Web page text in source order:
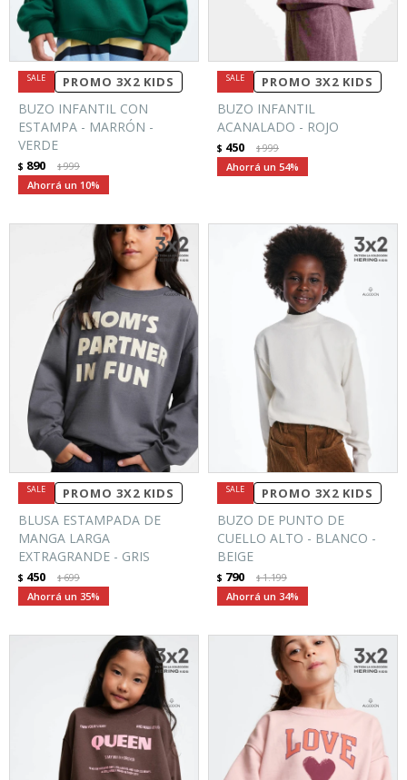
PROMO 3X2 KIDS
BUZO INFANTIL CON
ESTAMPA - MARRÓN -
VERDE
$ 890 $999
10
PROMO 3X2 KIDS
BUZO INFANTIL
ACANALADO - ROJO
$ 450 $999
54
PROMO 3X2 KIDS
BLUSA ESTAMPADA DE
MANGA LARGA
EXTRAGRANDE - GRIS
$ 450 $699
35
PROMO 3X2 KIDS
BUZO DE PUNTO DE
CUELLO ALTO - BLANCO -
BEIGE
$ 790 $1.199
34